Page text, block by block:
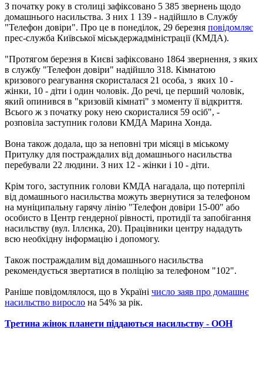
З початку року в столиці зафіксовано 5 385 звернень щодо
домашнього насильства. З них 1 139 - надійшло в Службу
"Телефон довіри". Про це в понеділок, 29 березня повідомляє
прес-служба Київської міськдержадміністрації (КМДА).
"Протягом березня в Києві зафіксовано 1864 звернення, з яких
в службу "Телефон довіри" надійшло 318. Кімнатою
кризового реагування скористалася 21 особа, з яких 10 -
жінки, 10 - діти і один чоловік. До речі, це перший чоловік,
який опинився в "кризовій кімнаті" з моменту її відкриття.
Всього ж з початку року нею скористалися 59 осіб", -
розповіла заступник голови КМДА Марина Хонда.
Вона також додала, що за неповні три місяці в міському
Притулку для постраждалих від домашнього насильства
перебували 22 людини. З них 12 - жінки і 10 - діти.
Крім того, заступник голови КМДА нагадала, що потерпілі
від домашнього насильства можуть звернутися за телефоном
на муніципальну гарячу лінію "Телефон довіри 15-00" або
особисто в Центр гендерної рівності, протидії та запобігання
насильству (вул. Іллєнка, 20). Працівники центру нададуть
всю необхідну інформацію і допомогу.
Також постраждалим від домашнього насильства
рекомендується звертатися в поліцію за телефоном "102".
Раніше повідомлялося, що в Україні число заяв про домашнє
насильство виросло на 54% за рік.
Третина жінок планети піддаються насильству - ООН